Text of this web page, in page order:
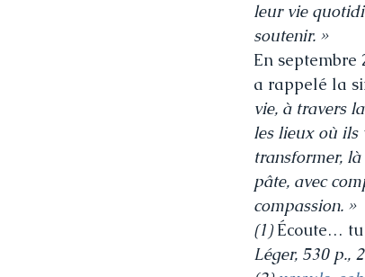
leur vie
soutenir. »
En septembre
a rappelé la
vie, à travers
les lieux où ils
transformer,
pâte, avec
compassion. »
(1) Écoute… tu
Léger, 530 p.,